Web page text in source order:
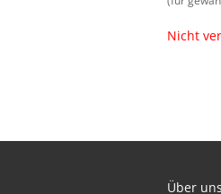
Nicht
Über uns